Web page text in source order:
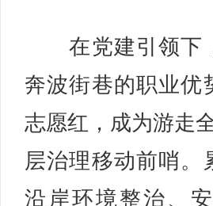
在党建引领下
奔波街巷的职业优
志愿红，成为游走
层治理移动前哨。
沿岸环境整治、